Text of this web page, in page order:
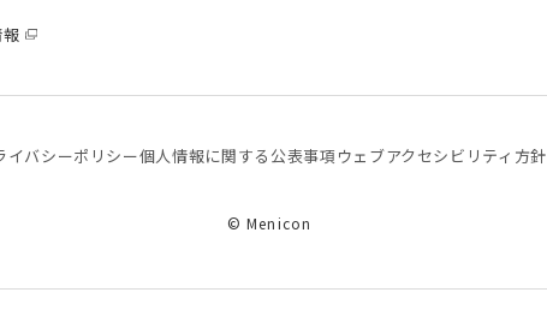
イバシーポリシー個⼈情報に関する公表事項 ウェブアクセシビリティ方針
© Menicon